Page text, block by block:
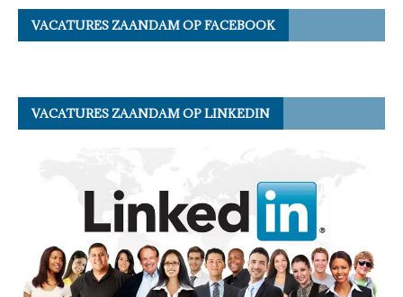
VACATURES ZAANDAM OP FACEBOOK
VACATURES ZAANDAM OP LINKEDIN